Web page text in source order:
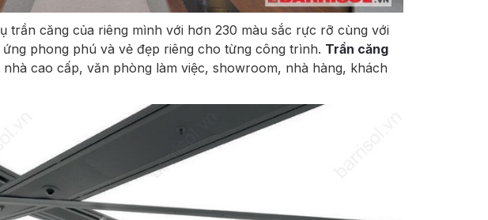
trần căng của riêng mình với hơn 230 màu sắc rực rỡ cùng với
phong phú và vẻ đẹp riêng cho từng công trình. Trần căng
cao cấp, văn phòng làm việc, showroom, nhà hàng, khách